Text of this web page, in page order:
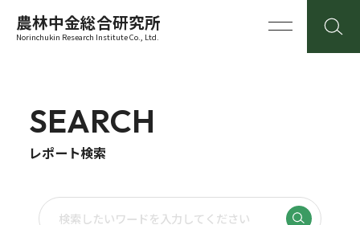
農林中金総合研究所
Norinchukin Research Institute Co., Ltd.
SEARCH
レポート検索